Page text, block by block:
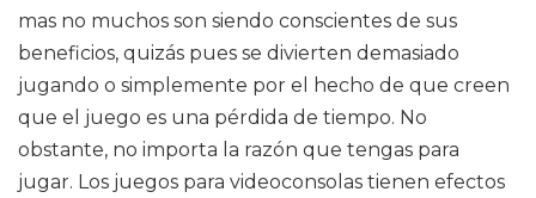
mas no muchos son siendo conscientes de sus
beneficios, quizás pues se divierten demasiado
jugando o simplemente por el hecho de que creen
que el juego es una pérdida de tiempo. No
obstante, no importa la razón que tengas para
jugar. Los juegos para videoconsolas tienen efectos